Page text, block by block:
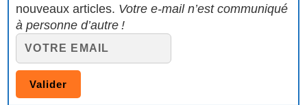
nouveaux articles. Votre e-mail n’est communiqué
à personne d’autre !